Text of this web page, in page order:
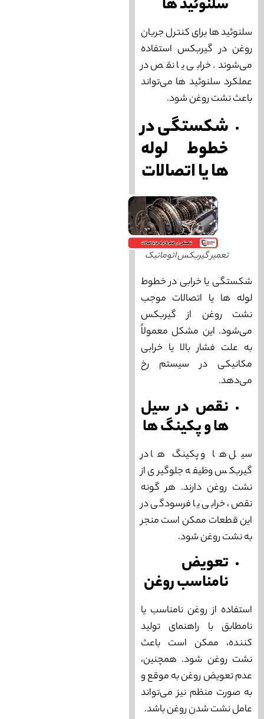
سلنوئید‌ ها
سلنوئید‌ ها برای کنترل جریان
روغن در گیربکس استفاده
می‌‌شوند. خرابی یا نقص در
عملکرد سلنوئید‌ ها می‌‌تواند
باعث نشت روغن شود.
شکستگی در
خطوط لوله‌
ها یا اتصالات
تعمیر گیربکس اتوماتیک
شکستگی یا خرابی در خطوط
لوله‌ ها یا اتصالات موجب
نشت روغن از گیربکس
می‌‌شود. این مشکل معمولاً
به علت فشار بالا یا خرابی
مکانیکی در سیستم رخ
می‌‌دهد.
نقص در سیل‌
ها و پکینگ‌ ها
سیل ‌ها و پکینگ‌ ها در
گیربکس وظیفه جلوگیری از
نشت روغن دارند. هر گونه
نقص، خرابی یا فرسودگی در
این قطعات ممکن است منجر
به نشت روغن شود.
تعویض
نامناسب روغن
استفاده از روغن نامناسب یا
نامطابق با راهنمای تولید
کننده، ممکن است باعث
نشت روغن شود. همچنین،
عدم تعویض روغن به موقع و
به صورت منظم نیز می‌‌تواند
عامل نشت شدن روغن باشد.